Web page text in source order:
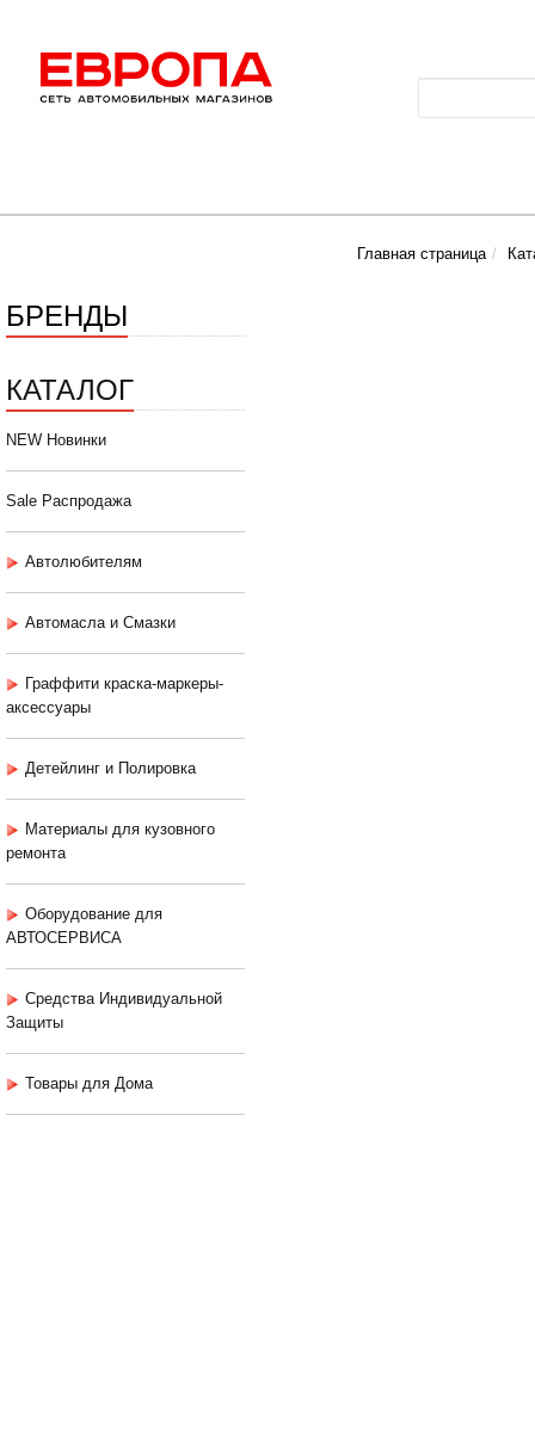
Главная страница
БРЕНДЫ
КАТАЛОГ
NEW Новинки
Sale Распродажа
Автолюбителям
Автомасла и Смазки
Граффити краска-маркеры-
аксессуары
Детейлинг и Полировка
Материалы для кузовного
ремонта
Оборудование для
АВТОСЕРВИСА
Средства Индивидуальной
Защиты
Товары для Дома